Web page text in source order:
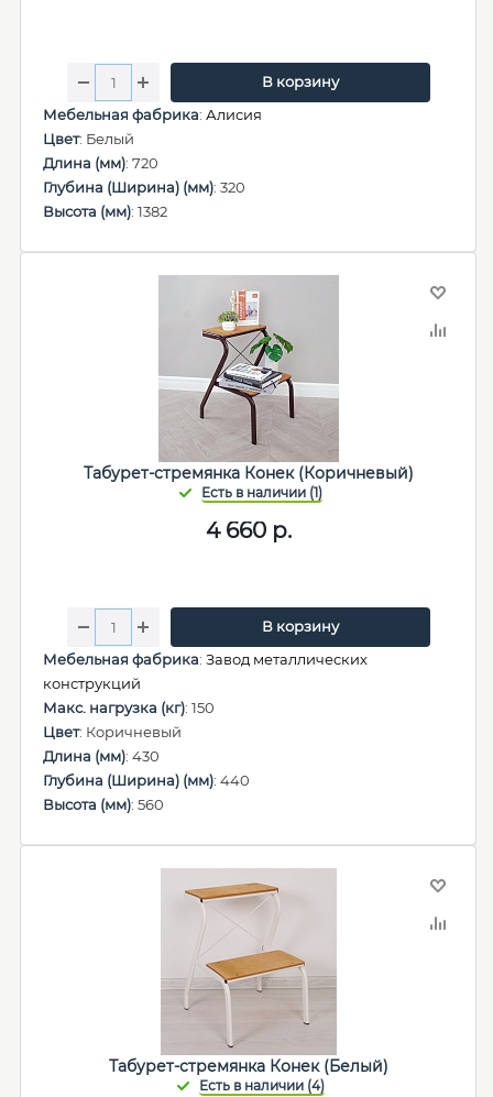
В корзину
Мебельная фабрика: Алисия
Цвет: Белый
Длина (мм): 720
Глубина (Ширина) (мм): 320
Высота (мм): 1382
Табурет-стремянка Конек (Коричневый)
4 660 р.
В корзину
Мебельная фабрика: Завод металлических
конструкций
Макс. нагрузка (кг): 150
Цвет: Коричневый
Длина (мм): 430
Глубина (Ширина) (мм): 440
Высота (мм): 560
Табурет-стремянка Конек (Белый)